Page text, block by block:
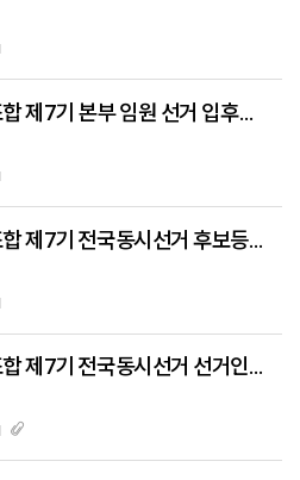
본부 임원 선거 입후보자 확정 공고
전국동시선거 후보등록기간 연장 공고
전국동시선거 선거인명부 열람공고